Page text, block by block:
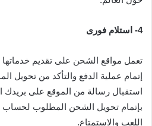
4- استلام فورى
تعمل مواقع الشحن على تقديم
إتمام عملية الدفع والتأكد من تحويل
استقبال رسالة من الموقع على بريدك
بإتمام تحويل الشحن المطلوب لحساب
اللعب والاستمتاع.